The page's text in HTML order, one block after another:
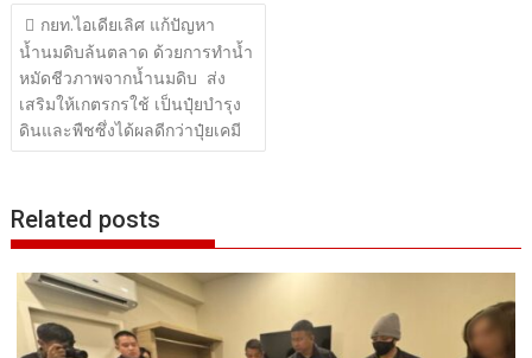
แนะแนว
เรื่อง
กยท.ไอเดียเลิศ แก้ปัญหา
น้ำนมดิบล้นตลาด ด้วยการทำน้ำ
หมัดชีวภาพจากน้ำนมดิบ ส่ง
เสริมให้เกตรกรใช้ เป็นปุ๋ยบำรุง
ดินและพืชซึ่งได้ผลดีกว่าปุ๋ยเคมี
Related posts